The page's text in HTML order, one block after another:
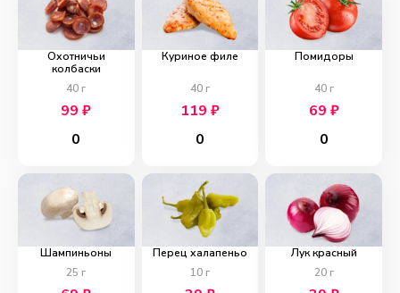
Охотничьи
колбаски
40 г
99₽
0
Куриное филе
40г
119 ₽
0
Помидоры
40г
69 ₽
0
Шампиньоны
25 г
Перец халапеньо
10г
Лук красный
20г